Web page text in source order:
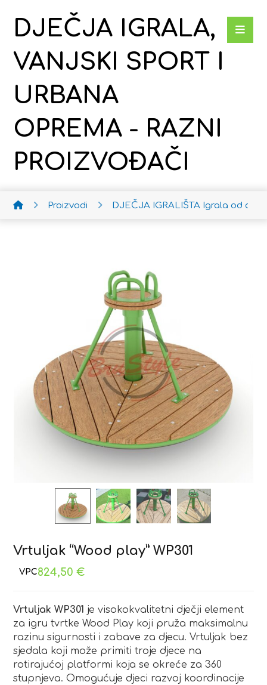
DJEČJA IGRALA,
VANJSKI SPORT I
URBANA
OPREMA - RAZNI
PROIZVOĐAČI
Proizvodi DJEČJA IGRALIŠTA Igrala od drva
Vrtuljak “Wood play” WP301
824,50€
Vrtuljak WP301 je visokokvalitetni dječji element
za igru tvrtke Wood Play koji pruža maksimalnu
razinu sigurnosti i zabave za djecu. Vrtuljak bez
sjedala koji može primiti troje djece na
rotirajućoj platformi koja se okreće za 360
stupnjeva. Omogućuje djeci razvoj koordinacije